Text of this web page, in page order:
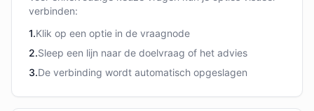
verbinden:
1.Klik op een optie in de vraagnode
2.Sleep een lijn naar de doelvraag of het advies
3.De verbinding wordt automatisch opgeslagen